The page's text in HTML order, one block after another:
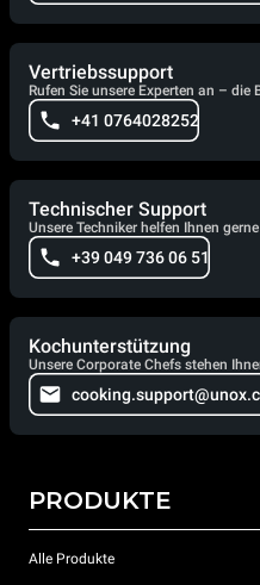
Vertriebssupport
Rufen Sie unsere Experten an –
+41 0764028252
Technischer Support
Unsere Techniker helfen Ihnen
+39 049 736 06 51
Kochunterstützung
Unsere Corporate Chefs stehen
PRODUKTE
Alle Produkte